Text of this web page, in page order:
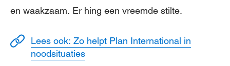
en waakzaam. Er hing een vreemde stilte.
Lees ook: Zo helpt Plan International in
noodsituaties